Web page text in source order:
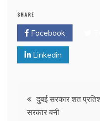
SHARE
Facebook
Linkedin
दुबई सरकार शत
सरकार बनी